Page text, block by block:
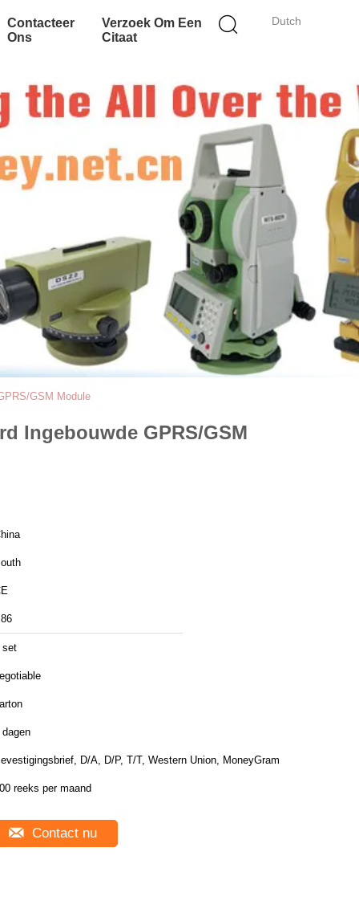
Dutch
Contacteer
Ons
Verzoek Om Een
Citaat
GSM Module
Ingebouwde GPRS/GSM
set
dagen
D/A, D/P, T/T, Western Union, MoneyGram
reeks per maand
Contact nu